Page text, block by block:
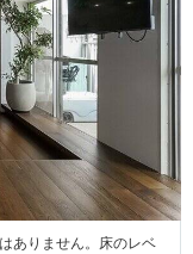
ありません。床のレベ